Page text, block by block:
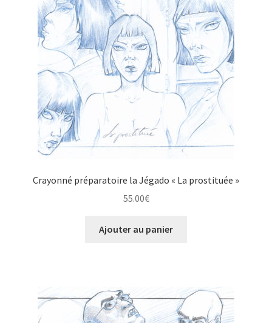
Crayonné préparatoire la Jégado « La prostituée »
55.00€
Ajouter au panier